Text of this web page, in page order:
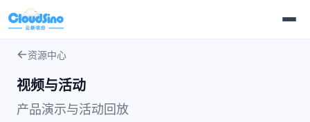
资源中心
视频与活动
产品演示与活动回放